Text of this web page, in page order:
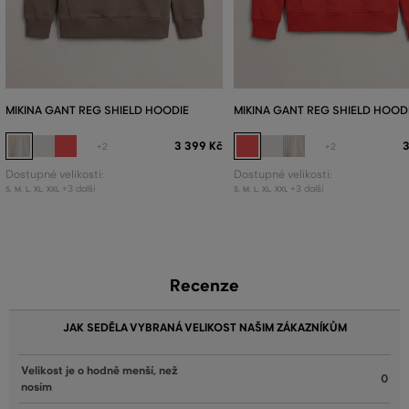
MIKINA GANT REG SHIELD HOODIE
+2 3 399 Kč
Dostupné velikosti:
S M L XL XXL +3 další
MIKINA GANT REG SHIELD
+2
Dostupné velikosti:
S M L XL XXL +3 další
Recenze
JAK SEDĚLA VYBRANÁ VELIKOST NAŠIM ZÁKAZNÍKŮM
Velikost je o hodně menší, než
nosím
0